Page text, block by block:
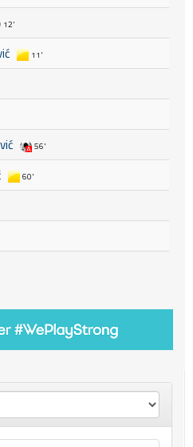
12'
11'
56'
60'